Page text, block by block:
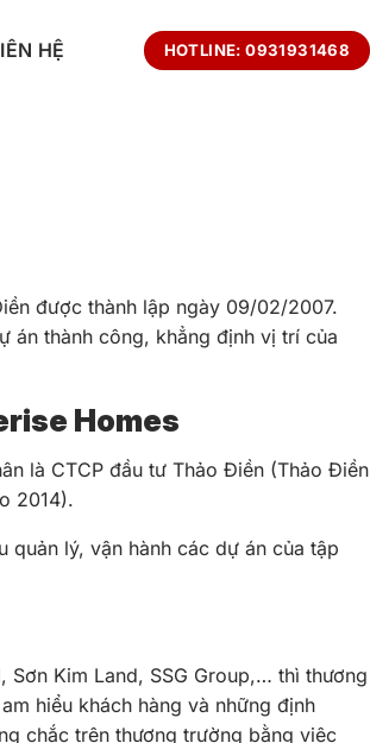
HỆ HOTLINE: 0931931468
được thành lập ngày 09/02/2007.
án thành công, khẳng định vị trí của
Homes
là CTCP đầu tư Thảo Điền (Thảo Điền
2014).
quản lý, vận hành các dự án của tập
Sơn Kim Land, SSG Group,… thì thương
hiểu khách hàng và những định
chắc trên thương trường bằng việc